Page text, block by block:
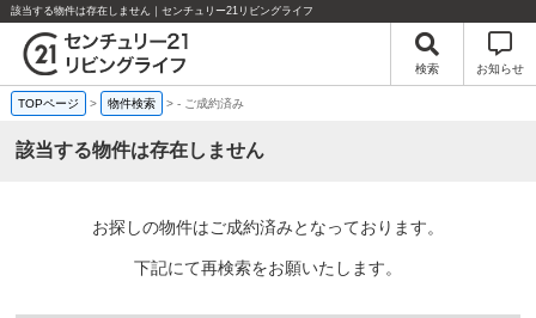
該当する物件は存在しません｜センチュリー21リビングライフ
検索 お知らせ
TOPページ > 物件検索 >- ご成約済み
該当する物件は存在しません
お探しの物件はご成約済みとなっております。
下記にて再検索をお願いたします。